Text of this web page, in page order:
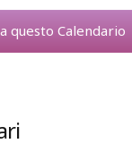
questo Calendario